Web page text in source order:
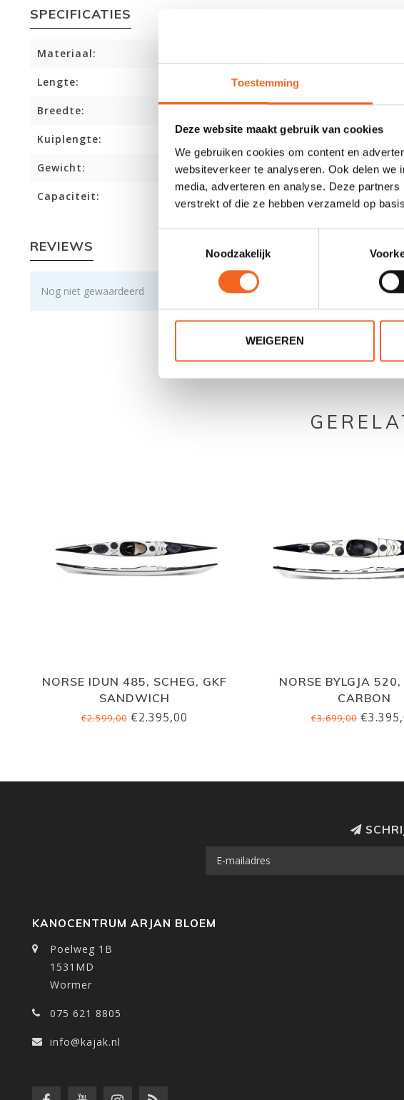
Toestemming
Deze website maakt gebruik van cookies
We gebruiken cookies om content en
websiteverkeer te analyseren. Ook delen
media, adverteren en analyse. Deze
verstrekt of die ze hebben verzameld op
Noodzakelijk
WEIGEREN
SPECIFICATIES
Materiaal:
Lengte:
Breedte:
Kuiplengte:
Gewicht:
Capaciteit:
REVIEWS
Nog niet gewaardeerd
NORSE IDUN 485, SCHEG, GKF
SANDWICH
€2.599,00€2.395,00
NORSE BYLGJA 520,
CARBON
€3.699,00
KANOCENTRUM ARJAN BLOEM
Poelweg 1B
1531MD
Wormer
075 621 8805
info@kajak.nl